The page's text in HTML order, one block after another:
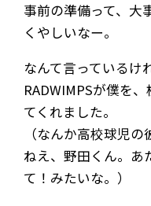
事前の準備って、大
くやしいなー。
なんて言っているけ
RADWIMPSが僕を
てくれました。
（なんか高校球児の
ねえ、野田くん。あ
て！みたいな。）